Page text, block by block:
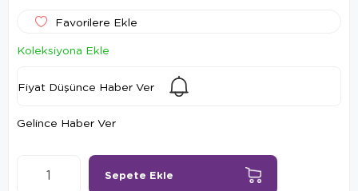
Favorilere Ekle
Koleksiyona Ekle
Fiyat Düşünce Haber Ver
Gelince Haber Ver